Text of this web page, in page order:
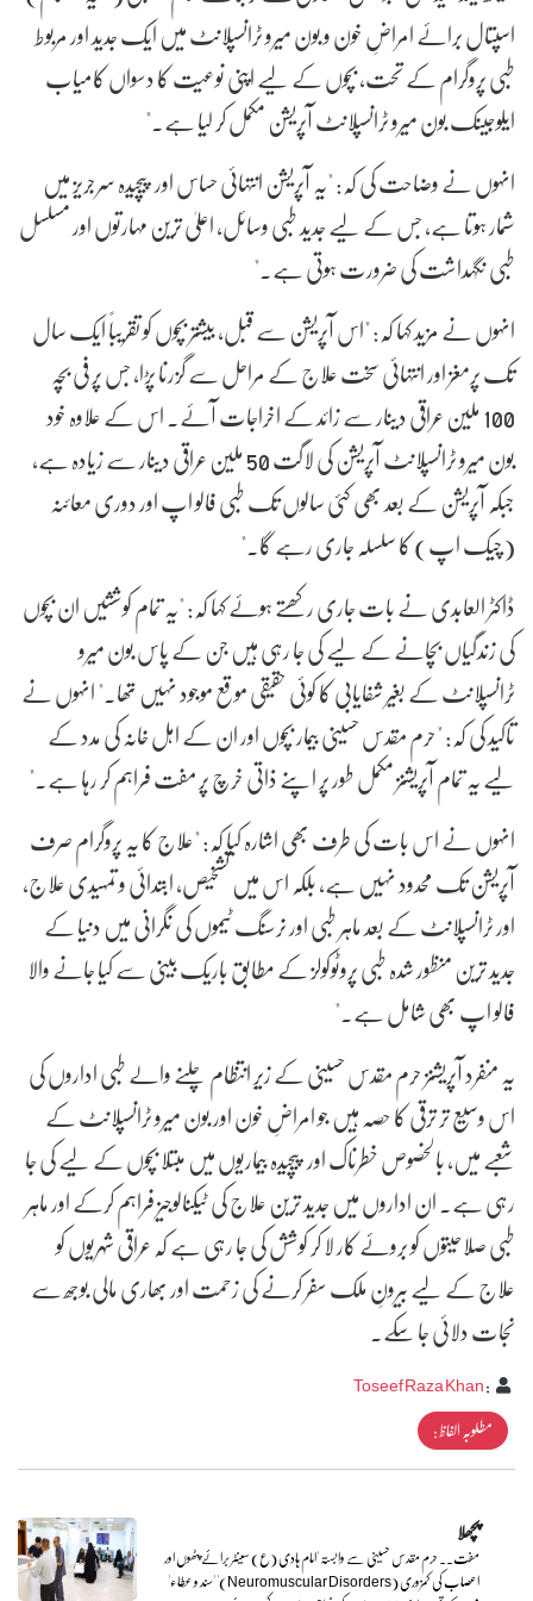
اسپتال برائے امراضِ خون و بون میرو ٹرانسپلانٹ میں ایک جدید اور مربوط
طبی پروگرام کے تحت، بچوں کے لیے اپنی نوعیت کا دسواں کامیاب
ایلوجینک بون میرو ٹرانسپلانٹ آپریشن مکمل کر لیا ہے۔"
انہوں نے وضاحت کی کہ: "یہ آپریشن انتہائی حساس اور پیچیدہ سرجریز میں
شمار ہوتا ہے، جس کے لیے جدید طبی وسائل، اعلیٰ ترین مہارتوں اور مسلسل
طبی نگہداشت کی ضرورت ہوتی ہے۔"
انہوں نے مزید کہا کہ: "اس آپریشن سے قبل، بیشتر بچوں کو تقریباً ایک سال
تک پرمغز اور انتہائی سخت علاج کے مراحل سے گزرنا پڑا، جس پر فی بچہ
100 ملین عراقی دینار سے زائد کے اخراجات آئے۔ اس کے علاوہ خود
بون میرو ٹرانسپلانٹ آپریشن کی لاگت 50 ملین عراقی دینار سے زیادہ ہے،
جبکہ آپریشن کے بعد بھی کئی سالوں تک طبی فالو اپ اور دوری معائنہ
(چیک اپ) کا سلسلہ جاری رہے گا۔"
ڈاکٹر العابدی نے بات جاری رکھتے ہوئے کہا کہ: "یہ تمام کوششیں ان بچوں
کی زندگیاں بچانے کے لیے کی جا رہی ہیں جن کے پاس بون میرو
ٹرانسپلانٹ کے بغیر شفایابی کا کوئی حقیقی موقع موجود نہیں تھا۔" انہوں نے
تاکید کی کہ: "حرم مقدس حسینی بیمار بچوں اور ان کے اہل خانہ کی مدد کے
لیے یہ تمام آپریشنز مکمل طور پر اپنے ذاتی خرچ پر مفت فراہم کر رہا ہے۔"
انہوں نے اس بات کی طرف بھی اشارہ کیا کہ: "علاج کا یہ پروگرام صرف
آپریشن تک محدود نہیں ہے، بلکہ اس میں تشخیص، ابتدائی و تمہیدی علاج،
اور ٹرانسپلانٹ کے بعد ماہر طبی اور نرسنگ ٹیموں کی نگرانی میں دنیا کے
جدید ترین منظور شدہ طبی پروٹوکولز کے مطابق باریک بینی سے کیا جانے والا
فالو اپ بھی شامل ہے۔"
یہ منفرد آپریشنز حرم مقدس حسینی کے زیرِ انتظام چلنے والے طبی اداروں کی
اس وسیع تر ترقی کا حصہ ہیں جو امراضِ خون اور بون میرو ٹرانسپلانٹ کے
شعبے میں، بالخصوص خطرناک اور پیچیدہ بیماریوں میں مبتلا بچوں کے لیے کی جا
رہی ہے۔ ان اداروں میں جدید ترین علاج کی ٹیکنالوجیز فراہم کرکے اور ماہر
طبی صلاحیتوں کو بروئے کار لا کر کوشش کی جا رہی ہے کہ عراقی شہریوں کو
علاج کے لیے بیرونِ ملک سفر کرنے کی زحمت اور بھاری مالی بوجھ سے
نجات دلائی جا سکے۔
:
Toseef Raza Khan
مطلوبہ الفاظ :
پچھلا
مفت.. حرم مقدس حسینی سے وابستہ 'امام ہادی (ع) سینٹر برائے پٹھوں اور
اعصاب کی کمزوری (Neuromuscular Disorders)' 'سند و عطاء'